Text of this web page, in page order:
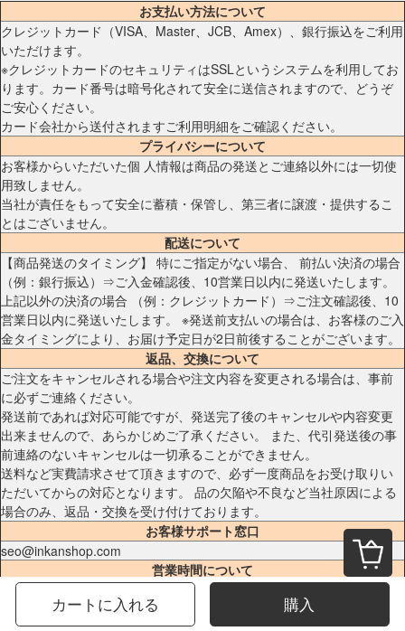
カートに入れる 購入
お支払い方法について
クレジットカード（VISA、Master、JCB、Amex）、銀行振込をご利用
いただけます。
※クレジットカードのセキュリティはSSLというシステムを利用してお
ります。カード番号は暗号化されて安全に送信されますので、どうぞ
ご安心ください。
カード会社から送付されますご利用明細をご確認ください。
プライバシーについて
お客様からいただいた個 人情報は商品の発送とご連絡以外には一切使
用致しません。
当社が責任をもって安全に蓄積・保管し、第三者に譲渡・提供するこ
とはございません。
配送について
【商品発送のタイミング】 特にご指定がない場合、 前払い決済の場合
（例：銀行振込）⇒ご入金確認後、10営業日以内に発送いたします。
上記以外の決済の場合 （例：クレジットカード）⇒ご注文確認後、10
営業日以内に発送いたします。 ※発送前支払いの場合は、お客様のご入
金タイミングにより、お届け予定日が2日前後することがございます。
返品、交換について
ご注文をキャンセルされる場合や注文内容を変更される場合は、事前
に必ずご連絡ください。
発送前であれば対応可能ですが、発送完了後のキャンセルや内容変更
出来ませんので、あらかじめご了承ください。 また、代引発送後の事
前連絡のないキャンセルは一切承ることができません。
送料など実費請求させて頂きますので、必ず一度商品をお受け取りい
ただいてからの対応となります。 品の欠陥や不良など当社原因による
場合のみ、返品・交換を受け付けております。
お客様サポート窓口
seo@inkanshop.com
営業時間について
ネットでのご注文は24時間受け付けております。
※土日祝祭日はお休みをいただきます。 メールの返信は翌営業日となり
ますので、ご了承ください。